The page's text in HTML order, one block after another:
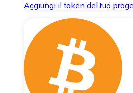
Aggiungi il token del tuo